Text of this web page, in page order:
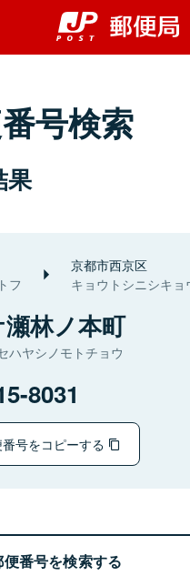
号検索
果
フ
京都市西京区
キョウトシニシキョ
林ノ本町
ハヤシノモトチョウ
8031
号をコピーする
番号を検索する